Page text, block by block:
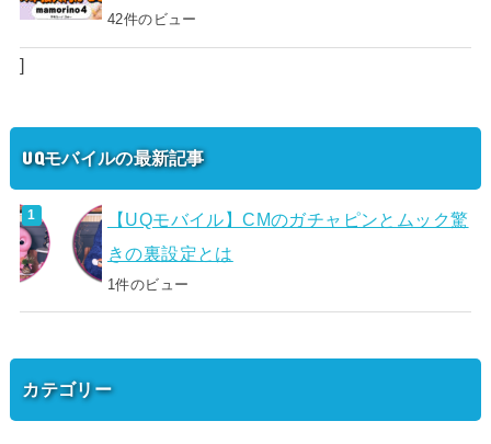
42件のビュー
]
UQモバイルの最新記事
【UQモバイル】CMのガチャピンとムック驚
きの裏設定とは
1件のビュー
カテゴリー